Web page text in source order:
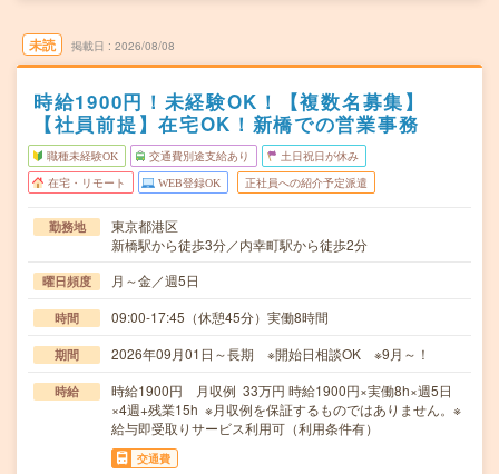
未読 掲載日 2026/08/08
時給1900円！未経験OK！【複数名募集】
【社員前提】在宅OK！新橋での営業事務
職種未経験OK 交通費別途支給あり 土日祝日が休み
在宅・リモート WEB登録OK 正社員への紹介予定派遣
勤務地
東京都港区
新橋駅から徒歩3分／内幸町駅から徒歩2分
曜日頻度 月～金／週5日
時間 09:00-17:45（休憩45分）実働8時間
期間 2026年09月01日～長期 ※開始日相談OK ※9月～！
時給
時給1900円 月収例 33万円 時給1900円×実働8h×週5日
×4週+残業15h ※月収例を保証するものではありません。※
給与即受取りサービス利用可（利用条件有）
交通費